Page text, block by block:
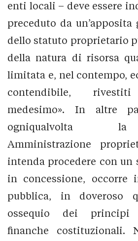
enti locali – deve essere
preceduto da un’apposita
dello statuto proprietario
della natura di risorsa
limitata e, nel contempo,
contendibile,
medesimo». In altre
ogniqualvolta
Amministrazione
intenda procedere con un
in concessione, occorre
pubblica, in doveroso
ossequio dei principi
finanche costituzionali.